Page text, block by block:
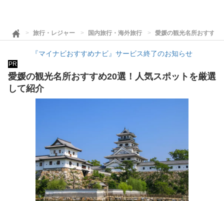
旅行・レジャー 国内旅行・海外旅行 愛媛の観光名所おすすめ
『マイナビおすすめナビ』サービス終了のお知らせ
PR
愛媛の観光名所おすすめ20選！人気スポットを厳選
して紹介